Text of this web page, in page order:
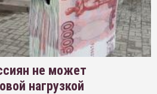
не может
нагрузкой